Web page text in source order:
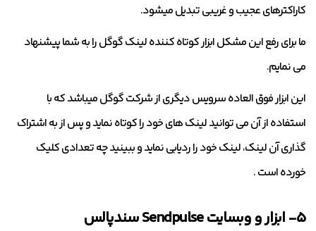
کاراکترهای عجیب و غریبی تبدیل میشود.
ما برای رفع این مشکل ابزار کوتاه کننده لینک گوگل را به شما پیشنهاد
می نمایم.
این ابزار فوق العاده سرویس دیگری از شرکت گوگل میباشد که با
استفاده از آن می توانید لینک های خود را کوتاه نماید و پس از به اشتراک
گذاری آن لینک، لینک خود را ردیابی نماید و ببینید چه تعدادی کلیک
خورده است .
۵- ابزار و وبسایت Sendpulse سندپالس